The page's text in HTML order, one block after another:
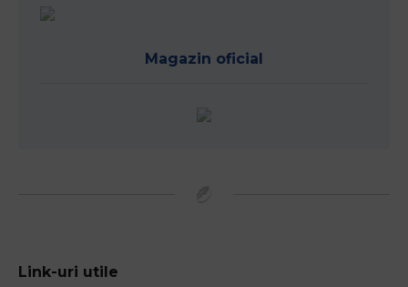
Magazin oficial
Link-uri utile